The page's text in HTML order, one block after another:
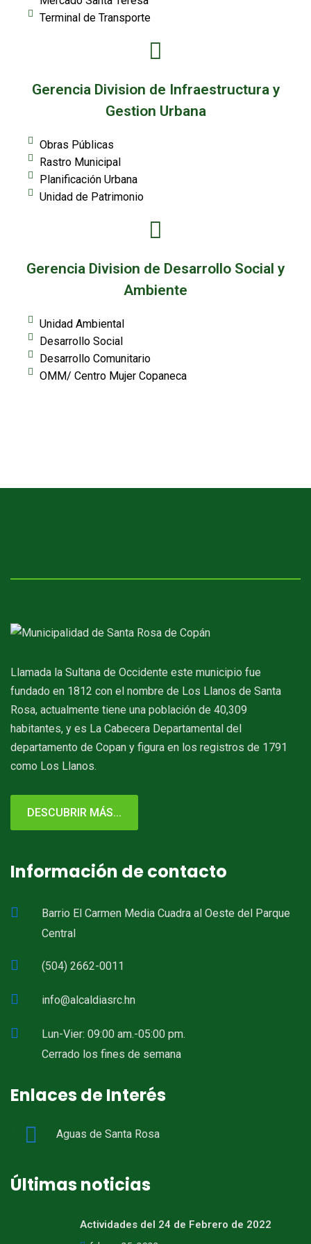
Terminal de Transporte
Gerencia Division de Infraestructura y
Gestion Urbana
Obras Públicas
Rastro Municipal
Planificación Urbana
Unidad de Patrimonio
Gerencia Division de Desarrollo Social y
Ambiente
Unidad Ambiental
Desarrollo Social
Desarrollo Comunitario
OMM/ Centro Mujer Copaneca
Llamada la Sultana de Occidente este municipio fue
fundado en 1812 con el nombre de Los Llanos de Santa
Rosa, actualmente tiene una población de 40,309
habitantes, y es La Cabecera Departamental del
departamento de Copan y figura en los registros de 1791
como Los Llanos.
DESCUBRIR MÁS...
Información de contacto
Barrio El Carmen Media Cuadra al Oeste del Parque
Central
(504) 2662-0011
info@alcaldiasrc.hn
Lun-Vier: 09:00 am.-05:00 pm.
Cerrado los fines de semana
Enlaces de Interés
Aguas de Santa Rosa
Últimas noticias
Actividades del 24 de Febrero de 2022